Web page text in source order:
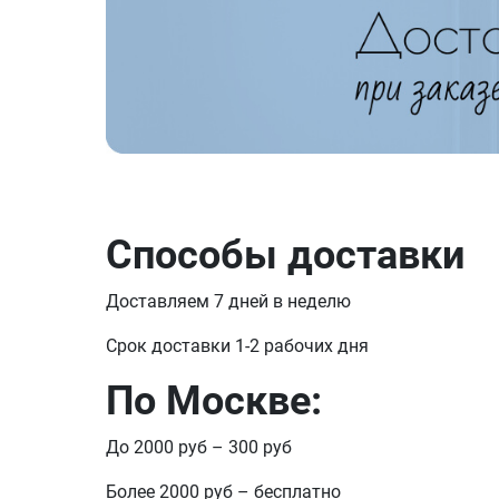
Способы доставки
Доставляем 7 дней в неделю
Срок доставки 1-2 рабочих дня
По Москве:
До 2000 руб – 300 руб
Более 2000 руб – бесплатно